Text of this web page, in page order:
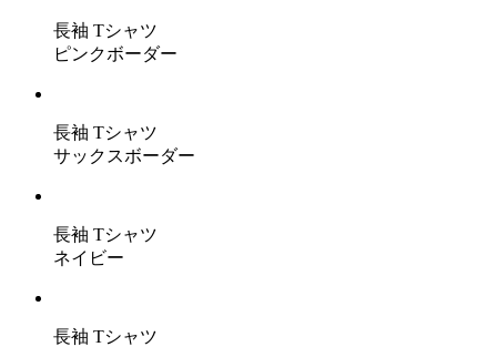
長袖 Tシャツ
ピンクボーダー
長袖 Tシャツ
サックスボーダー
長袖 Tシャツ
ネイビー
長袖 Tシャツ